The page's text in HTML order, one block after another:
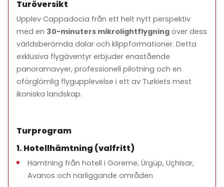
2.⁠ ⁠Tur (30 minuter)
Start och Landning: Microlight Aeropark
Rutt: Lavanta Türkiye – Love Valley – Uçhisar Castle –
Pigeon Valley – Zemi Valley – Göreme Open Air
Museum – Red Valley – Ortahisar Castle – Three
Turöversikt
Upplev Cappadocia från ett helt nytt perspektiv
med en 30-minuters mikrolightflygning över dess
världsberömda dalar och klippformationer. Detta
exklusiva flygäventyr erbjuder enastående
panoramavyer, professionell pilotning och en
oförglömlig flygupplevelse i ett av Turkiets mest
ikoniska landskap.
Turprogram
1. Hotellhämtning (valfritt)
Hämtning från hotell i Göreme, Ürgüp, Uçhisar,
Avanos och närliggande områden